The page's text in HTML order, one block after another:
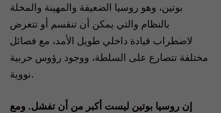
بوتين، وهو روسيا الضعيفة والمهينة والمخلة
بالنظام والتي يمكن أن تنقسم أو تتعرض
لاضطراب قيادة داخلي طويل الأمد، مع فصائل
مختلفة تتصارع على السلطة، ووجود رؤوس حربية
نووية.
إن روسيا بوتين ليست أكبر من أن تفشل. ومع